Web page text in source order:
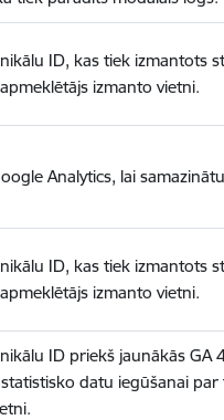
ID, kas tiek izmantots
izmanto vietni.
Analytics, lai
ID, kas tiek izmantots
izmanto vietni.
ID priekš jaunākās GA
datu iegūšanai par